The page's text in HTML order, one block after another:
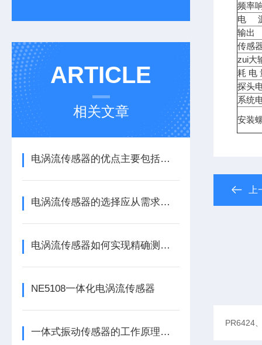
ARTICLE
相关文章
电涡流传感器的优点主要包括哪几点？
电涡流传感器的选择应从需求出发
电涡流传感器如何实现精确测量？
NE5108一体化电涡流传感器
一体式振动传感器的工作原理是什么？
频率
电
输出
传感
zui大
耗 电
探头
系统
安装